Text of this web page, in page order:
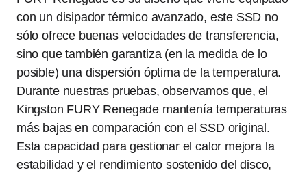
con un disipador térmico avanzado, este SSD no
sólo ofrece buenas velocidades de transferencia,
sino que también garantiza (en la medida de lo
posible) una dispersión óptima de la temperatura.
Durante nuestras pruebas, observamos que, el
Kingston FURY Renegade mantenía temperaturas
más bajas en comparación con el SSD original.
Esta capacidad para gestionar el calor mejora la
estabilidad y el rendimiento sostenido del disco,